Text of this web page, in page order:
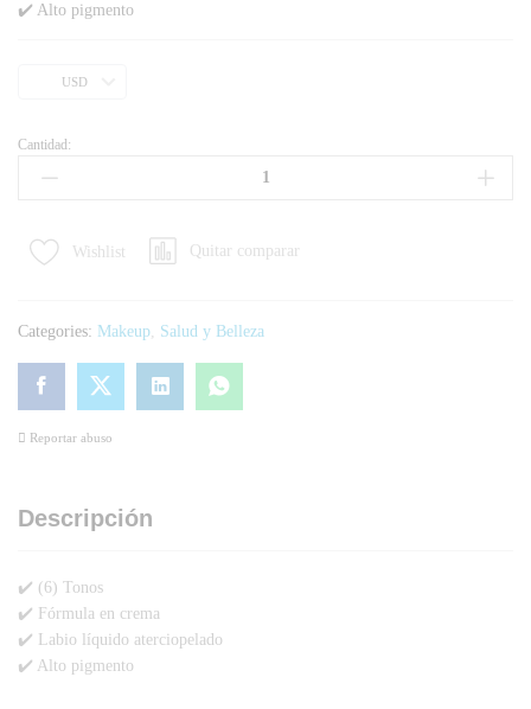
✔️ Alto pigmento
USD
Cantidad:
Wishlist Quitar comparar
Categories: Makeup Salud y Belleza
Reportar abuso
Descripción
✔️ (6) Tonos
✔️ Fórmula en crema
✔️ Labio líquido aterciopelado
✔️ Alto pigmento